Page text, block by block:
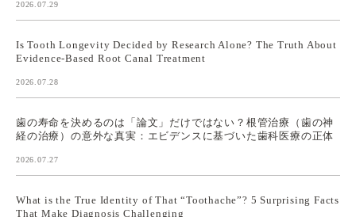
2026.07.29
Is Tooth Longevity Decided by Research Alone? The Truth About
Evidence-Based Root Canal Treatment
2026.07.28
歯の寿命を決めるのは「論文」だけではない？根管治療（歯の神
経の治療）の意外な真実：エビデンスに基づいた歯科医療の正体
2026.07.27
What is the True Identity of That “Toothache”? 5 Surprising Facts
That Make Diagnosis Challenging